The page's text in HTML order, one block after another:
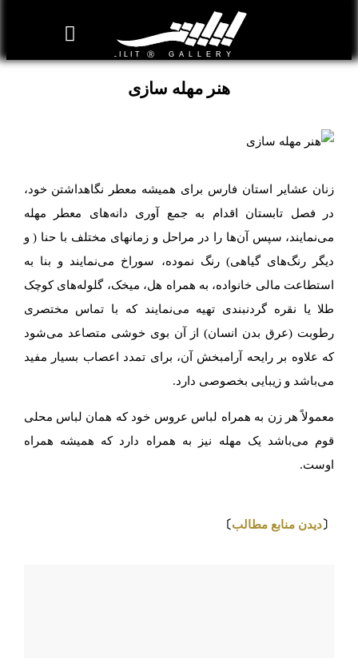
هنر مهله سازی
زنان عشایر استان فارس برای همیشه معطر نگاهداشتن خود،
در فصل تابستان اقدام به جمع آوری دانه‌های معطر مهله
می‌نمایند، سپس آن‌ها را در مراحل و زمانهای مختلف با حنا ( و
دیگر رنگ‌های گیاهی) رنگ نموده، سوراخ می‌نمایند و بنا به
استطاعت مالی خانواده، به همراه هل، میخک، گلوله‌های کوچک
طلا یا نقره گردنبندی تهیه می‌نمایند که با تماس مختصری
رطوبت (عرق بدن انسان) از آن بوی خوشی متصاعد می‌شود
که علاوه بر رایحه آرامبخش آن، برای تمدد اعصاب بسیار مفید
می‌باشد و زیبایی بخصوصی دارد.
معمولاً هر زن به همراه لباس عروس خود که همان لباس محلی
قوم می‌باشد یک مهله نیز به همراه دارد که همیشه همراه
اوست.
〔دیدن منابع مطالب〕